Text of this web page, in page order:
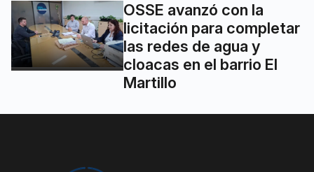
OSSE avanzó con la
licitación para completar
las redes de agua y
cloacas en el barrio El
Martillo